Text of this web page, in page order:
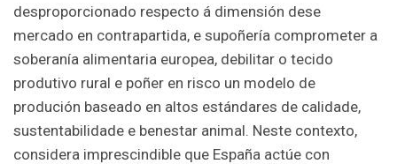
desproporcionado respecto á dimensión dese
mercado en contrapartida, e supoñería comprometer a
soberanía alimentaria europea, debilitar o tecido
produtivo rural e poñer en risco un modelo de
produción baseado en altos estándares de calidade,
sustentabilidade e benestar animal. Neste contexto,
considera imprescindible que España actúe con